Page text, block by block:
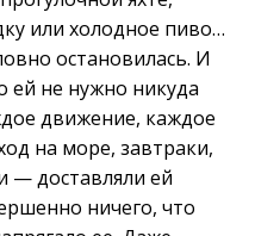
или холодное пиво…
остановилась. И
ей не нужно никуда
движение, каждое
на море, завтраки,
— доставляли ей
ничего, что